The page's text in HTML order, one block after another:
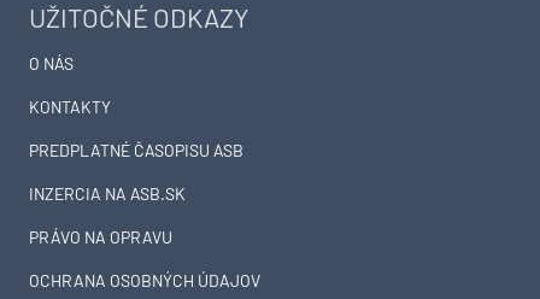
UŽITOČNÉ ODKAZY
O NÁS
KONTAKTY
PREDPLATNÉ ČASOPISU ASB
INZERCIA NA ASB.SK
PRÁVO NA OPRAVU
OCHRANA OSOBNÝCH ÚDAJOV